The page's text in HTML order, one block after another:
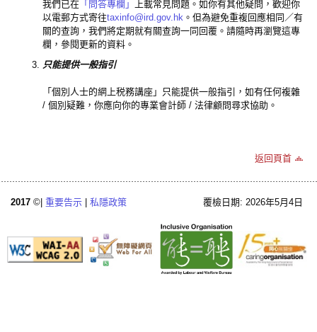
我們已在 「問答專欄」
上載常見問題。如你有其他疑問，歡迎你
以電郵方式寄往taxinfo@ird.gov.hk 。但為避免重複回應相同／有
關的查詢，我們將定期就有關查詢一同回覆。請隨時再瀏覽這專
欄，參閱更新的資料。
只能提供一般指引
「個別人士的網上税務講座」只能提供一般指引，如有任何複雜
/ 個別疑難，你應向你的專業會計師 / 法律顧問尋求協助。
返回頁首
2017 ©| 重要告示 私隱政策 覆檢日期: 2026年5月4日